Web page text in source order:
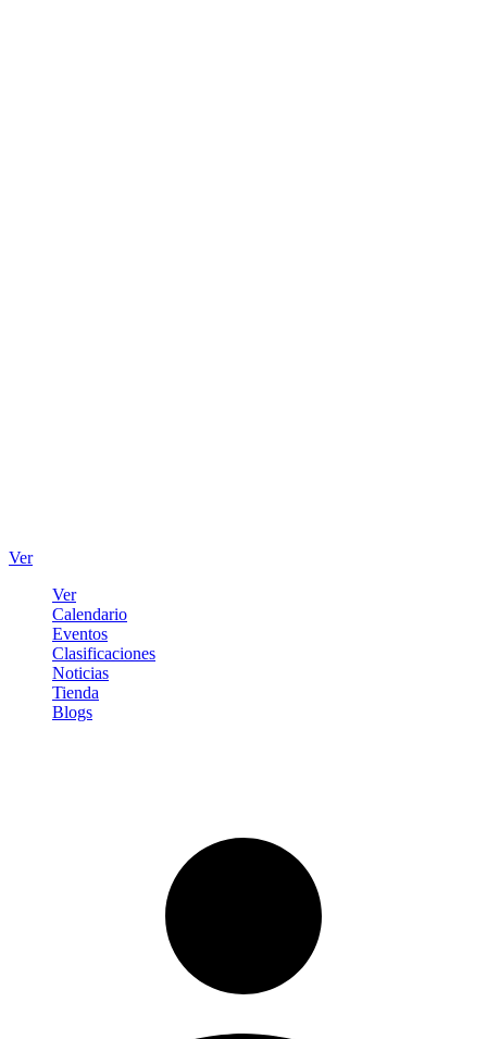
Ver
Ver
Calendario
Eventos
Clasificaciones
Noticias
Tienda
Blogs